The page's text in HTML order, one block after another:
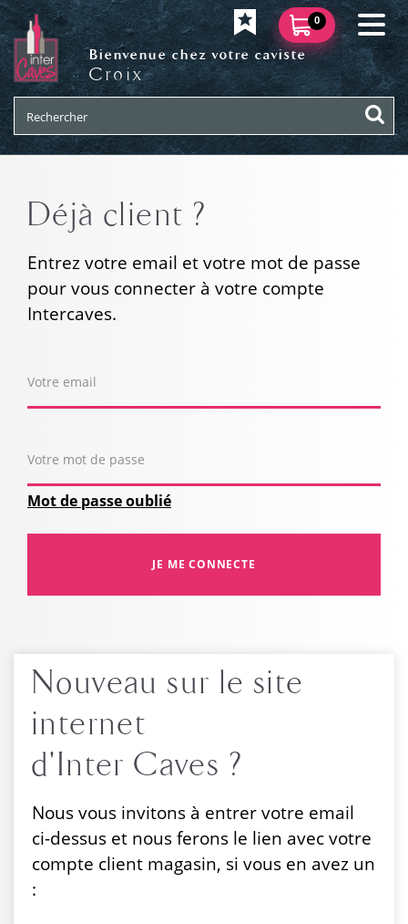
0
Bienvenue chez votre caviste
Croix
Déjà client ?
Entrez votre email et votre mot de passe
pour vous connecter à votre compte
Intercaves.
Votre email
Votre mot de passe
Mot de passe oublié
Nouveau sur le site
internet
d'Inter Caves ?
Nous vous invitons à entrer votre email
ci-dessus et nous ferons le lien avec votre
compte client magasin, si vous en avez un
: